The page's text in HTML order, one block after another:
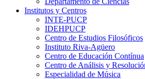
Institutos y Centros
INTE-PUCP
IDEHPUCP
Centro de Estudios Filosóficos
Instituto Riva-Agüero
Centro de Educación Contínua
Centro de Análisis y
Especialidad de Música